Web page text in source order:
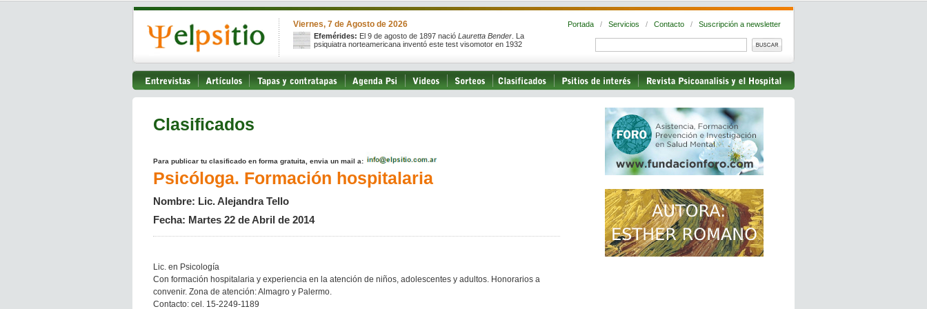
Viernes, 7 de Agosto de 2026
Efemérides: El 9 de agosto de 1897 nació Lauretta Bender . La
psiquiatra norteamericana inventó este test visomotor en 1932
Portada / Servicios / Contacto / Suscripción a newsletter
Clasificados
Para publicar tu clasificado en forma gratuita, envia un mail a:
Psicóloga. Formación hospitalaria
Nombre: Lic. Alejandra Tello
Fecha: Martes 22 de Abril de 2014
Lic. en Psicología
Con formación hospitalaria y experiencia en la atención de niños, adolescentes y adultos. Honorarios a
convenir. Zona de atención: Almagro y Palermo.
Contacto: cel. 15-2249-1189